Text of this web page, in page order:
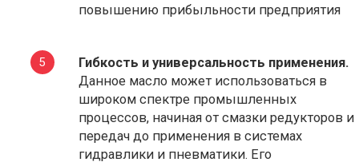
повышению прибыльности предприятия
Гибкость и универсальность применения.
Данное масло может использоваться в
широком спектре промышленных
процессов, начиная от смазки редукторов и
передач до применения в системах
гидравлики и пневматики. Его